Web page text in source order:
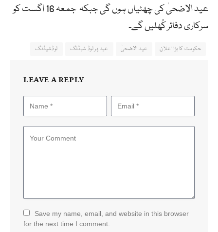
عید الاضحیٰ کی چھٹیاں ہوں گی جبکہ جمعہ 16 اگست کو
سرکاری دفاتر کُھلیں گے۔
حکومت کا بڑا اعلان عید الاضحیٰ عید پر لوڈ شیڈنگ لوڈشیڈنگ
LEAVE A REPLY
Save my name, email, and website in this browser
for the next time I comment.